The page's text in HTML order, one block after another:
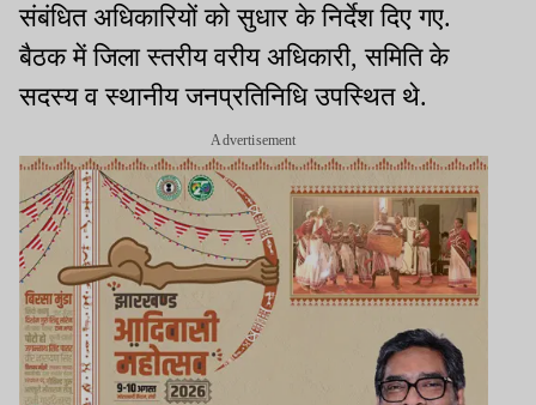
संबंधित अधिकारियों को सुधार के निर्देश दिए गए.
बैठक में जिला स्तरीय वरीय अधिकारी, समिति के
सदस्य व स्थानीय जनप्रतिनिधि उपस्थित थे.
Advertisement